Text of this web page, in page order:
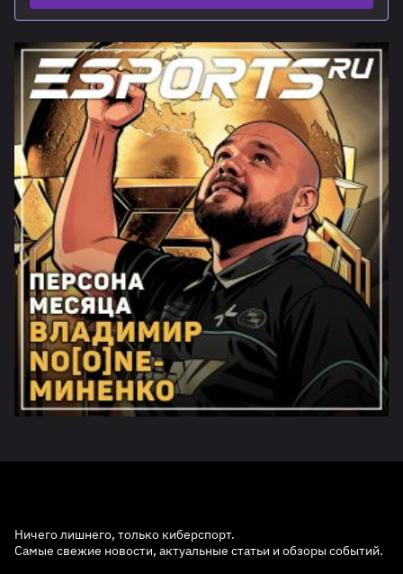
Ничего лишнего, только киберспорт.
Самые свежие новости, актуальные статьи и обзоры событий.